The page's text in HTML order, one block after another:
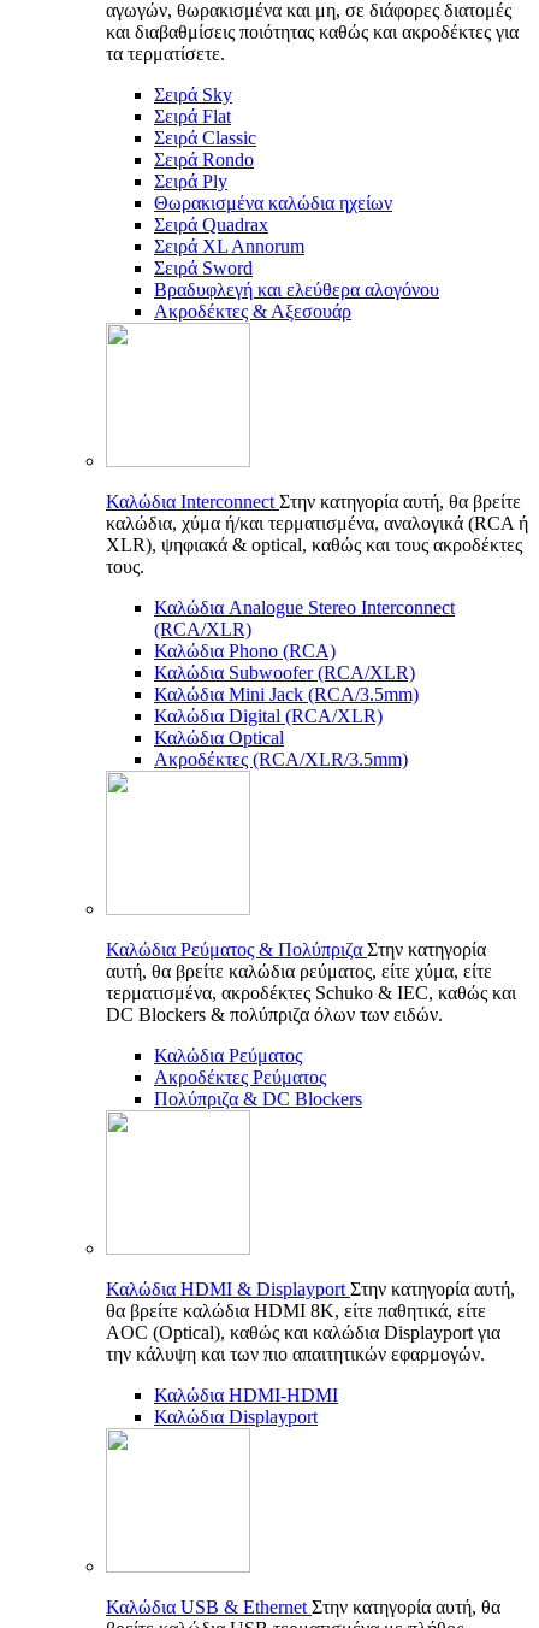
αγωγών, θωρακισμένα και μη, σε διάφορες διατομές
και διαβαθμίσεις ποιότητας καθώς και ακροδέκτες για
τα τερματίσετε.
Σειρά Sky
Σειρά Flat
Σειρά Classic
Σειρά Rondo
Σειρά Ply
Θωρακισμένα καλώδια ηχείων
Σειρά Quadrax
Σειρά XL Annorum
Σειρά Sword
Βραδυφλεγή και ελεύθερα αλογόνου
Ακροδέκτες & Αξεσουάρ
Καλώδια Interconnect Στην κατηγορία αυτή, θα βρείτε
καλώδια, χύμα ή/και τερματισμένα, αναλογικά (RCA ή
XLR), ψηφιακά & optical, καθώς και τους ακροδέκτες
τους.
Καλώδια Analogue Stereo Interconnect
(RCA/XLR)
Καλώδια Phono (RCA)
Καλώδια Subwoofer (RCA/XLR)
Καλώδια Mini Jack (RCA/3.5mm)
Καλώδια Digital (RCA/XLR)
Καλώδια Optical
Ακροδέκτες (RCA/XLR/3.5mm)
Καλώδια Ρεύματος & Πολύπριζα Στην κατηγορία
αυτή, θα βρείτε καλώδια ρεύματος, είτε χύμα, είτε
τερματισμένα, ακροδέκτες Schuko & IEC, καθώς και
DC Blockers & πολύπριζα όλων των ειδών.
Καλώδια Ρεύματος
Ακροδέκτες Ρεύματος
Πολύπριζα & DC Blockers
Καλώδια HDMI & Displayport Στην κατηγορία αυτή,
θα βρείτε καλώδια HDMI 8K, είτε παθητικά, είτε
AOC (Optical), καθώς και καλώδια Displayport για
την κάλυψη και των πιο απαιτητικών εφαρμογών.
Καλώδια HDMI-HDMI
Καλώδια Displayport
Καλώδια USB & Ethernet Στην κατηγορία αυτή, θα